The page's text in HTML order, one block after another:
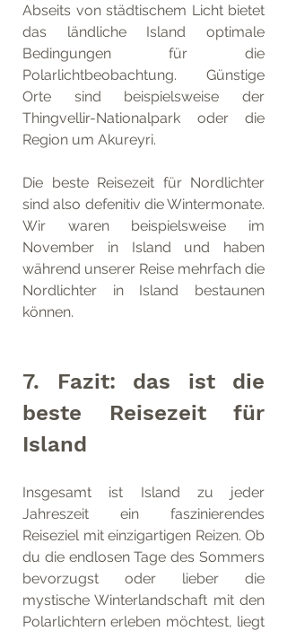
Abseits von städtischem Licht bietet
das ländliche Island optimale
Bedingungen für die
Polarlichtbeobachtung. Günstige
Orte sind beispielsweise der
Thingvellir-Nationalpark oder die
Region um Akureyri.
Die beste Reisezeit für Nordlichter
sind also defenitiv die Wintermonate.
Wir waren beispielsweise im
November in Island und haben
während unserer Reise mehrfach die
Nordlichter in Island bestaunen
können.
7. Fazit: das ist die
beste Reisezeit für
Island
Insgesamt ist Island zu jeder
Jahreszeit ein faszinierendes
Reiseziel mit einzigartigen Reizen. Ob
du die endlosen Tage des Sommers
bevorzugst oder lieber die
mystische Winterlandschaft mit den
Polarlichtern erleben möchtest, liegt